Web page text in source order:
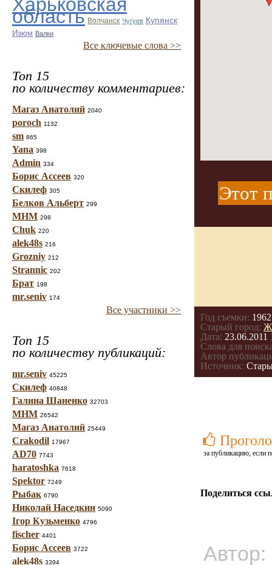
область Волчанск Чугуев Купянск
Изюм Валки
Все ключевые слова >>
Топ 15
по количеству комментариев:
Магаз Анатолий 2040
poroch 1132
sm 865
Yana 398
Admin 334
Борис Ассеев 320
Скилеф 305
Белков Альберт 299
МНМ 298
Chuk 220
alek48s 216
Grozniy 212
Strannic 202
Брат 198
mr.seniv 174
Все участники >>
Топ 15
по количеству публикаций:
mr.seniv 45225
Скилеф 40848
Галина Шаненко 32703
МНМ 26542
Магаз Анатолий 25449
Crakodil 17967
AD70 7743
haratoshka 7618
Spektor 7249
Рыбак 6790
Николай Наседкин 5090
Ігор Кузьменко 4796
fischer 4401
Борис Ассеев 3722
alek48s 3394
Этот
Год съемки: 1962
Старый город:
Дата: 23.06.2011
Слова для
Автор
Источник:
за публикацию, если
Поделиться
Автор: